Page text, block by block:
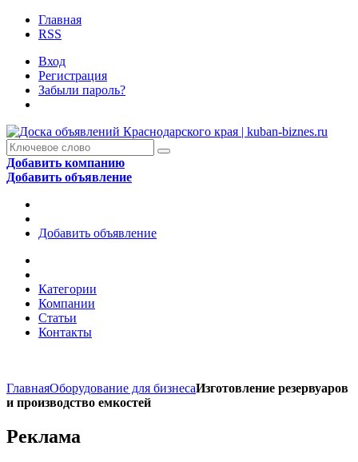
Главная
RSS
Вход
Регистрация
Забыли пароль?
Добавить компанию
Добавить объявление
Добавить объявление
Категории
Компании
Статьи
Контакты
ГлавнаяОборудование для бизнесаИзготовление резервуаров
и производство емкостей
Реклама